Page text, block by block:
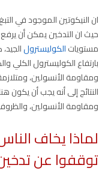
ان النيكوتين الموجود في
حيث ان التدخين يمكن أن
مستوياتالكوليسترول
ومقاومة الأنسولين،
النتائج إلى أنه يجب أن يكون
ومقاومة الأنسولين،
لماذا يخاف
توقفوا عن